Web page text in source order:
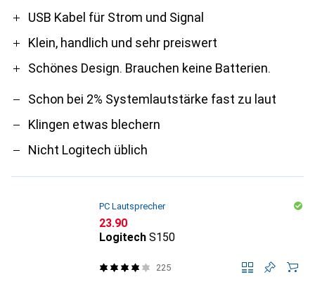
ProUSB Kabel für Strom und Signal
Klein, handlich und sehr preiswert
Schönes Design. Brauchen keine Batterien.
Contra
Schon bei 2% Systemlautstärke fast zu laut
Klingen etwas blechern
Nicht Logitech üblich
PC Lautsprecher
CHF
23.90
Logitech S150
225